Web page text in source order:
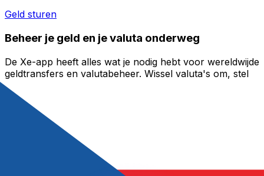
Geld sturen
Beheer je geld en je valuta onderweg
De Xe-app heeft alles wat je nodig hebt voor wereldwijde
geldtransfers en valutabeheer. Wissel valuta's om, stel
koerswaarschuwingen in en maak geld over naar het
buitenland zonder verborgen kosten. Download
vandaag nog!